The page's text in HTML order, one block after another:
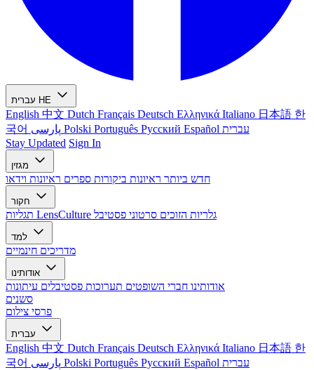
עברית HE
English 中文 Dutch Français Deutsch Ελληνικά Italiano 日本語 한
국어
Polski Português Русский Español עברית
Stay Updated Sign In
מגזין
חדש ביותר ראיונות ביקורות ספרים ראיונות וידאו
חקור
תגליות LensCulture גלריות הזוכים סרטוני פסטיבל
למד
מדריכים חינמיים
אודותינו
אודותינו חברי השופטים תערוכות פסטיבלים עיתונות
סשנים
פרסי צילום
English 中文 Dutch Français Deutsch Ελληνικά Italiano 日本語 한
국어
Polski Português Русский Español עברית